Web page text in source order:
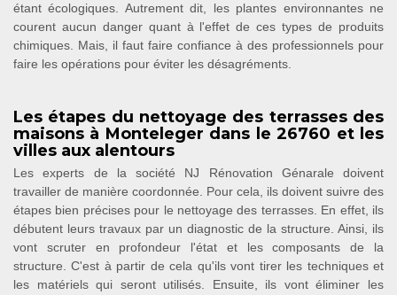
étant écologiques. Autrement dit, les plantes environnantes ne
courent aucun danger quant à l'effet de ces types de produits
chimiques. Mais, il faut faire confiance à des professionnels pour
faire les opérations pour éviter les désagréments.
Les étapes du nettoyage des terrasses des
maisons à Monteleger dans le 26760 et les
villes aux alentours
Les experts de la société NJ Rénovation Génarale doivent
travailler de manière coordonnée. Pour cela, ils doivent suivre des
étapes bien précises pour le nettoyage des terrasses. En effet, ils
débutent leurs travaux par un diagnostic de la structure. Ainsi, ils
vont scruter en profondeur l'état et les composants de la
structure. C'est à partir de cela qu'ils vont tirer les techniques et
les matériels qui seront utilisés. Ensuite, ils vont éliminer les